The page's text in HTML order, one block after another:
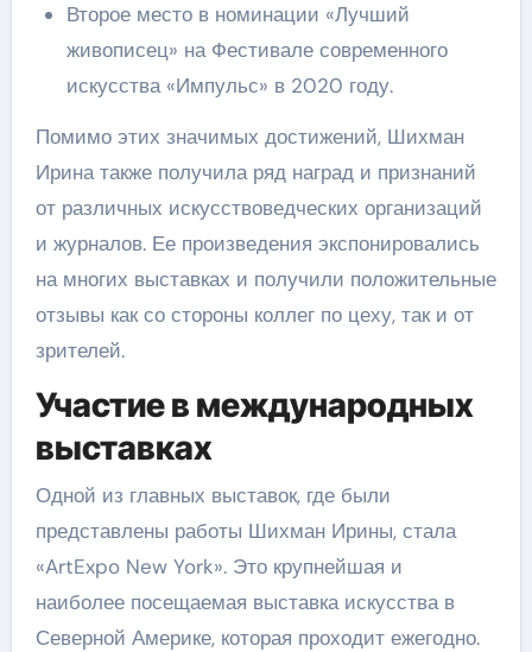
Второе место в номинации «Лучший
живописец» на Фестивале современного
искусства «Импульс» в 2020 году.
Помимо этих значимых достижений, Шихман
Ирина также получила ряд наград и признаний
от различных искусствоведческих организаций
и журналов. Ее произведения экспонировались
на многих выставках и получили положительные
отзывы как со стороны коллег по цеху, так и от
зрителей.
Участие в международных
выставках
Одной из главных выставок, где были
представлены работы Шихман Ирины, стала
«ArtExpo New York». Это крупнейшая и
наиболее посещаемая выставка искусства в
Северной Америке, которая проходит ежегодно.